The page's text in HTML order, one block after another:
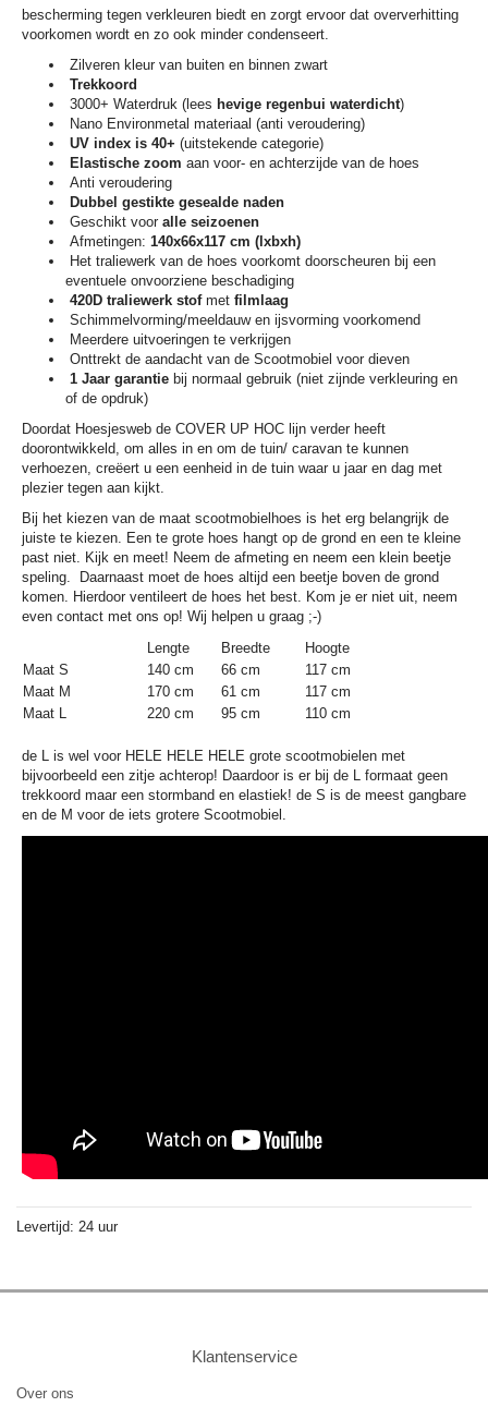
bescherming tegen verkleuren biedt en zorgt ervoor dat oververhitting
voorkomen wordt en zo ook minder condenseert.
Zilveren kleur van buiten en binnen zwart
Trekkoord
3000+ Waterdruk (lees hevige regenbui waterdicht)
Nano Environmetal materiaal (anti veroudering)
UV index is 40+ (uitstekende categorie)
E lastische zoom aan voor- en achterzijde van de hoes
Anti veroudering
Dubbel gestikte gesealde naden
Geschikt voor alle seizoenen
Afmetingen: 140x66x117 cm (lxbxh)
Het traliewerk van de hoes voorkomt doorscheuren bij een
eventuele onvoorziene beschadiging
420D traliewerk stofmet filmlaag
Schimmelvorming/meeldauw en ijsvorming voorkomend
Meerdere uitvoeringen te verkrijgen
Onttrekt de aandacht van de Scootmobiel voor dieven
1 Jaar garantie bij normaal gebruik (niet zijnde verkleuring en
of de opdruk)
Doordat Hoesjesweb de COVER UP HOC lijn verder heeft
doorontwikkeld, om alles in en om de tuin/ caravan te kunnen
verhoezen, creëert u een eenheid in de tuin waar u jaar en dag met
plezier tegen aan kijkt.
Bij het kiezen van de maat scootmobielhoes is het erg belangrijk de
juiste te kiezen. Een te grote hoes hangt op de grond en een te kleine
past niet. Kijk en meet! Neem de afmeting en neem een klein beetje
speling. Daarnaast moet de hoes altijd een beetje boven de grond
komen. Hierdoor ventileert de hoes het best. Kom je er niet uit, neem
even contact met ons op! Wij helpen u graag ;-)
Lengte
Breedte
Hoogte
Maat S
140 cm 66 cm
117 cm
Maat M
170 cm 61 cm
117 cm
Maat L
220 cm 95 cm 110 cm
de L is wel voor HELE HELE HELE grote scootmobielen met
bijvoorbeeld een zitje achterop! Daardoor is er bij de L formaat geen
trekkoord maar een stormband en elastiek! de S is de meest gangbare
en de M voor de iets grotere Scootmobiel.
Levertijd: 24 uur
Klantenservice
Over ons